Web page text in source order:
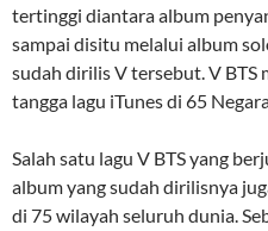
tertinggi diantara album
sampai disitu melalui album
sudah dirilis V tersebut. V BTS
tangga lagu iTunes di 65
Salah satu lagu V BTS yang
album yang sudah dirilisnya
di 75 wilayah seluruh dunia.